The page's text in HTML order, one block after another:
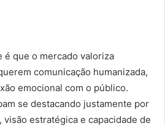
que o mercado valoriza
comunicação humanizada,
emocional com o público.
se destacando justamente por
estratégica e capacidade de